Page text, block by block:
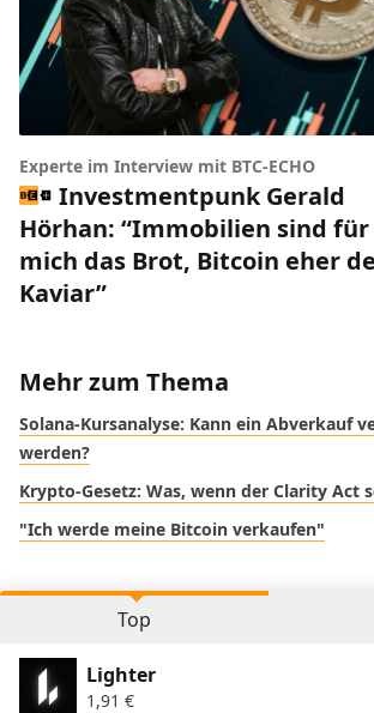
Experte im Interview mit BTC-ECHO
Investmentpunk Gerald
Hörhan: “Immobilien sind für
mich das Brot, Bitcoin eher
Kaviar”
Mehr zum Thema
Solana-Kursanalyse: Kann ein Abverkauf
werden?
Krypto-Gesetz: Was, wenn der Clarity Act
"Ich werde meine Bitcoin verkaufen"
Top
Lighter
1,91 €